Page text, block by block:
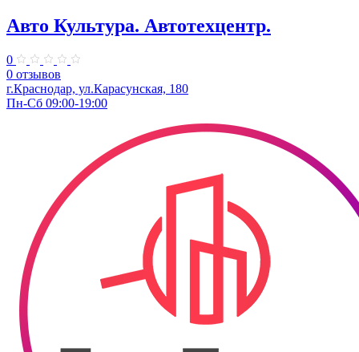
Авто Культура. ​Автотехцентр.
0
0 отзывов
​г.Краснодар, ул.Карасунская, 180
Пн-Сб 09:00-19:00